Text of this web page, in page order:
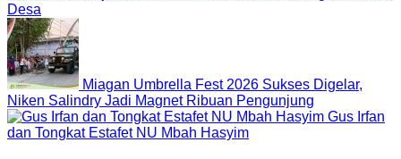
Desa
Miagan Umbrella Fest 2026 Sukses Digelar,
Niken Salindry Jadi Magnet Ribuan Pengunjung
Gus Irfan
dan Tongkat Estafet NU Mbah Hasyim